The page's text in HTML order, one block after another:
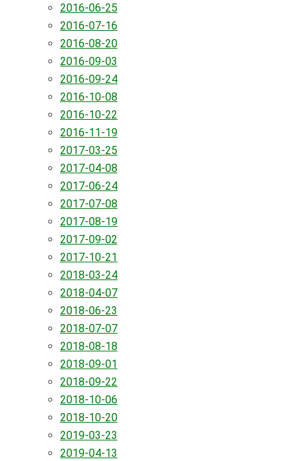
2016-06-25
2016-07-16
2016-08-20
2016-09-03
2016-09-24
2016-10-08
2016-10-22
2016-11-19
2017-03-25
2017-04-08
2017-06-24
2017-07-08
2017-08-19
2017-09-02
2017-10-21
2018-03-24
2018-04-07
2018-06-23
2018-07-07
2018-08-18
2018-09-01
2018-09-22
2018-10-06
2018-10-20
2019-03-23
2019-04-13